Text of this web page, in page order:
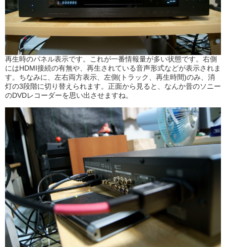
再生時のパネル表示です。これが一番情報量が多い状態です。右側
にはHDMI接続の有無や、再生されている音声形式などが表示されま
す。ちなみに、左右両方表示、左側(トラック、再生時間)のみ、消
灯の3段階に切り替えられます。正面から見ると、なんか昔のソニー
のDVDレコーダーを思い出させますね。